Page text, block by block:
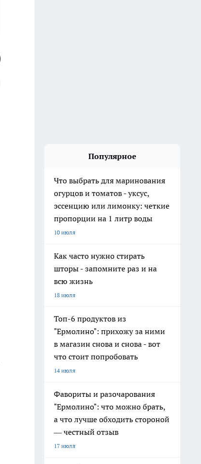
Популярное
Что выбрать для маринования
огурцов и томатов - уксус,
эссенцию или лимонку: четкие
пропорции на 1 литр воды
10 июля
Как часто нужно стирать
шторы - запомните раз и на
всю жизнь
18 июля
Топ-6 продуктов из
"Ермолино": прихожу за ними
в магазин снова и снова - вот
что стоит попробовать
14 июля
Фавориты и разочарования
"Ермолино": что можно брать,
а что лучше обходить стороной
— честный отзыв
17 июля